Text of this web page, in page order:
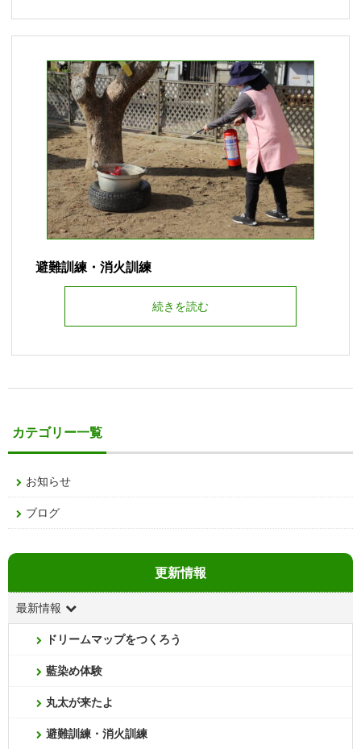
避難訓練・消火訓練
続きを読む
カテゴリー一覧
お知らせ
ブログ
更新情報
最新情報
ドリームマップをつくろう
藍染め体験
丸太が来たよ
避難訓練・消火訓練